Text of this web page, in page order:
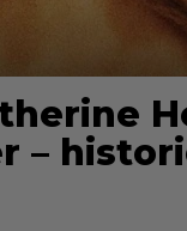
–